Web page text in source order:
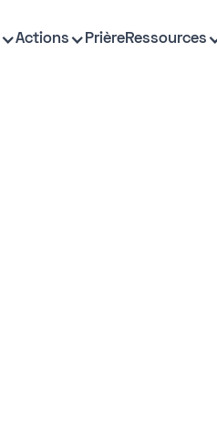
Actions PrièreRessources